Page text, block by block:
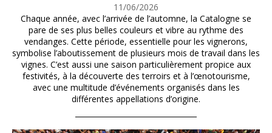
11/06/2026
Chaque année, avec l’arrivée de l’automne, la Catalogne se
pare de ses plus belles couleurs et vibre au rythme des
vendanges. Cette période, essentielle pour les vignerons,
symbolise l’aboutissement de plusieurs mois de travail dans les
vignes. C’est aussi une saison particulièrement propice aux
festivités, à la découverte des terroirs et à l’œnotourisme,
avec une multitude d’événements organisés dans les
différentes appellations d’origine.